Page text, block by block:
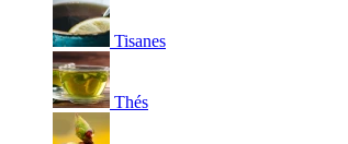
Tisanes
Thés